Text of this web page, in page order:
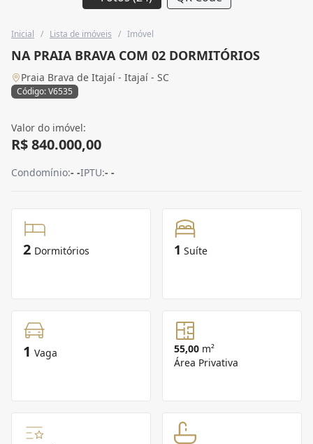
Inicial / Lista de imóveis / Imóvel
NA PRAIA BRAVA COM 02 DORMITÓRIOS
Praia Brava de Itajaí - Itajaí - SC
Código: V6535
Valor do imóvel:
R$ 840.000,00
Condomínio:- -IPTU:- -
2 Dormitórios 1 Suíte
1 Vaga 55,00 m²
Área Privativa